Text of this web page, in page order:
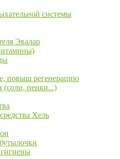
системы
Эвалар
повыш регенерацию
(соли, пенки...)
Хель
гигиены